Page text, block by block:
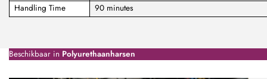
Handling Time
90 minutes
Beschikbaar in Polyurethaanharsen